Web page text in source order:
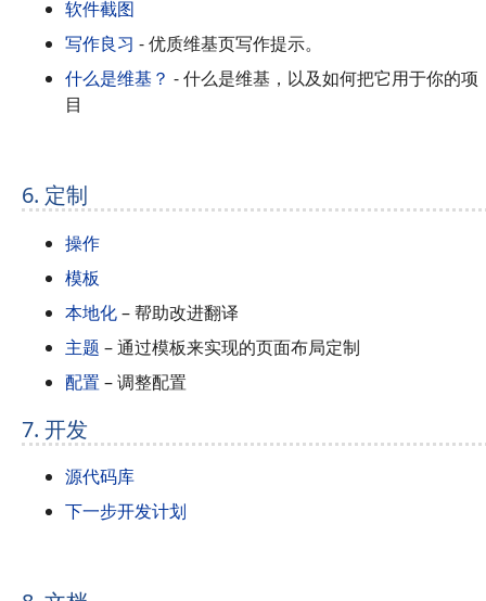
软件截图
写作良习 - 优质维基页写作提示。
什么是维基？ - 什么是维基，以及如何把它用于你的项
目
6. 定制
操作
模板
本地化– 帮助改进翻译
主题 – 通过模板来实现的页面布局定制
配置 – 调整配置
7. 开发
源代码库
下一步开发计划